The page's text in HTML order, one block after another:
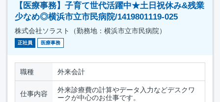
【医療事務】子育て世代活躍中★土日祝休み&残業
少なめ◎横浜市立市民病院/1419801119-025
株式会社ソラスト（勤務地：横浜市立市民病院）
正社員 医療事務
職種 外来会計
仕事内容
外来診療費の計算やデータ入力などデスクワ
ークが中心のお仕事です。